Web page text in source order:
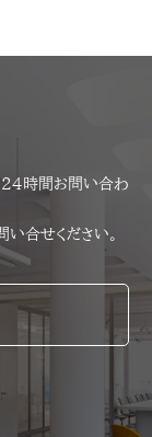
24時間お問い合わ
合せください。